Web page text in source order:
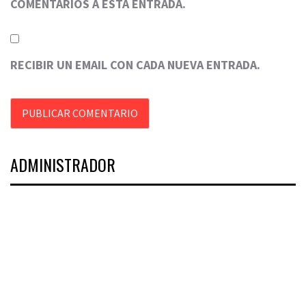
COMENTARIOS A ESTA ENTRADA.
RECIBIR UN EMAIL CON CADA NUEVA ENTRADA.
ADMINISTRADOR